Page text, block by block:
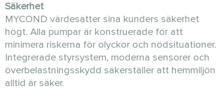
Säkerhet
MYCOND värdesätter sina kunders säkerhet
högt. Alla pumpar är konstruerade för att
minimera riskerna för olyckor och nödsituationer.
Integrerade styrsystem, moderna sensorer och
överbelastningsskydd säkerställer att hemmiljön
alltid är säker.